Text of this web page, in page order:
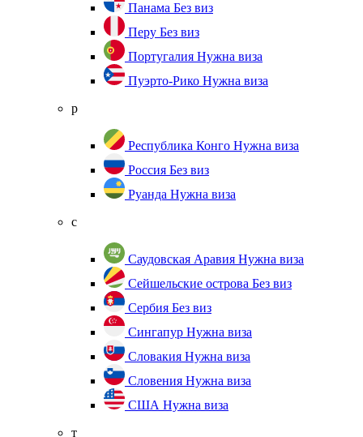
Панама Без виз
Перу Без виз
Португалия Нужна виза
Пуэрто-Рико Нужна виза
р
Республика Конго Нужна виза
Россия Без виз
Руанда Нужна виза
с
Саудовская Аравия Нужна виза
Сейшельские острова Без виз
Сербия Без виз
Сингапур Нужна виза
Словакия Нужна виза
Словения Нужна виза
США Нужна виза
т